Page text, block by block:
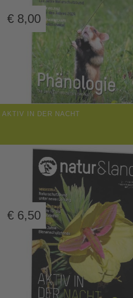
€ 8,00
AKTIV IN DER NACHT
€ 6,50